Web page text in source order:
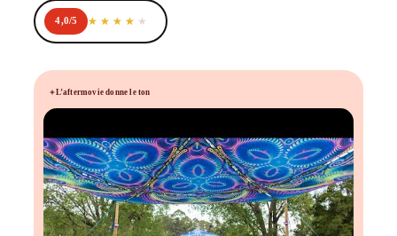
4,0/5
L’aftermovie donne le ton